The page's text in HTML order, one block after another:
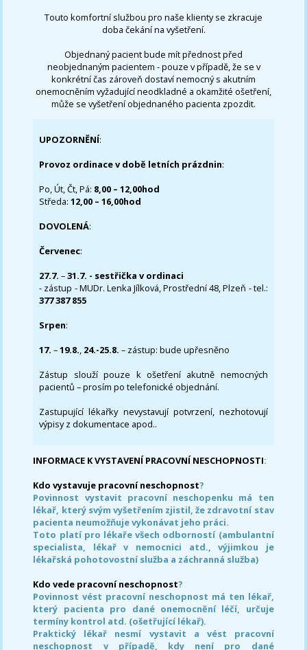
Touto komfortní službou pro naše klienty se zkracuje
doba čekání na vyšetření.
Objednaný pacient bude mít přednost před
neobjednaným pacientem - pouze v případě, že se v
konkrétní čas zároveň dostaví nemocný s akutním
onemocněním vyžadující neodkladné a okamžité ošetření,
může se vyšetření objednaného pacienta zpozdit.
UPOZORNĚNÍ:
Provoz ordinace v době letních prázdnin:
Po, Út, Čt, Pá: 8,00 – 12,00hod
Středa:12,00 – 16,00hod
DOVOLENÁ:
Červenec:
27.7.–31.7. - sestřička v ordinaci
- zástup - MUDr. Lenka Jílková, Prostřední 48, Plzeň - tel.:
377 387 855
Srpen:
17. –19.8., 24.-25.8. – zástup: bude upřesněno
Zástup slouží pouze k ošetření akutně nemocných
pacientů – prosím po telefonické objednání.
Zastupující lékařky nevystavují potvrzení, nezhotovují
výpisy z dokumentace apod..
INFORMACE K VYSTAVENÍ PRACOVNÍ NESCHOPNOSTI:
Kdo vystavuje pracovní neschopnost?
Povinnost vystavit pracovní neschopenku má ten
lékař, který svým vyšetřením zjistil, že zdravotní stav
pacienta neumožňuje vykonávat jeho práci.
Toto platí pro lékaře všech odborností (ambulantní
specialista, lékař v nemocnici atd., výjimkou je
lékařská pohotovostní služba a záchranná služba)
Kdo vede pracovní neschopnost?
Povinnost vést pracovní neschopnost má ten lékař,
který pacienta pro dané onemocnění léčí, určuje
termíny kontrol atd. (ošetřující lékař).
Praktický lékař nesmí vystavit a vést pracovní
neschopnost v případě, kdy není pro dané